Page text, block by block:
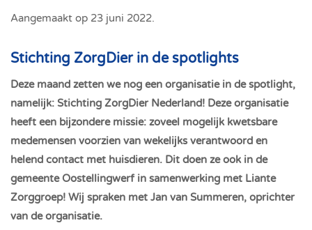
Aangemaakt op 23 juni 2022.
Stichting ZorgDier in de spotlights
Deze maand zetten we nog een organisatie in de spotlight,
namelijk: Stichting ZorgDier Nederland! Deze organisatie
heeft een bijzondere missie: zoveel mogelijk kwetsbare
medemensen voorzien van wekelijks verantwoord en
helend contact met huisdieren. Dit doen ze ook in de
gemeente Oostellingwerf in samenwerking met Liante
Zorggroep! Wij spraken met Jan van Summeren, oprichter
van de organisatie.